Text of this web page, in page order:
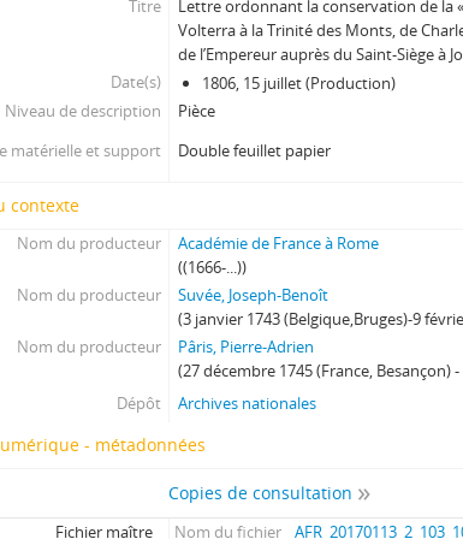
Titre
Lettre ordonnant la conservation de la
Volterra à la Trinité des Monts, de
de l’Empereur auprès du Saint-Siège à
Date(s)
1806, 15 juillet (Production)
Niveau de description
Pièce
matérielle et support
Double feuillet papier
contexte
Nom du producteur
Académie de France à Rome
((1666-...))
Nom du producteur
Suvée, Joseph-Benoît
(3 janvier 1743 (Belgique,Bruges)-9
Nom du producteur
Pâris, Pierre-Adrien
(27 décembre 1745 (France, Besançon)
Dépôt
Archives nationales
- métadonnées
Copies de consultation
Fichier maître Nom du fichier